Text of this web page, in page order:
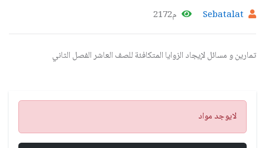
Sebatalat م2172
تمارين و مسائل لإيجاد الزوايا المتكافئة للصف العاشر الفصل الثاني
تنبيه
لايوجد مواد